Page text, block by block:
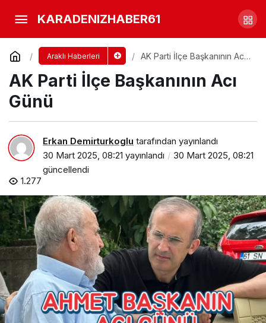
KARADENIZHABER61
Araklı Haberleri
AK Parti İlçe Başkanının Acı
AK Parti İlçe Başkanının Acı
Günü
Erkan Demirturkoglu tarafından yayınlandı
30 Mart 2025, 08:21 yayınlandı
30 Mart 2025, 08:21
güncellendi
1.277
Bayram Günü Araklı’ya Acı
HaberYorum Yap